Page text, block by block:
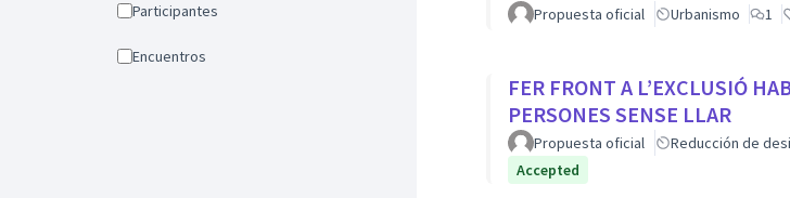
Participantes
Encuentros
Propuesta oficial Urbanismo 1
FER FRONT A L’EXCLUSIÓ
PERSONES SENSE LLAR
Propuesta oficial Reducción de
Accepted